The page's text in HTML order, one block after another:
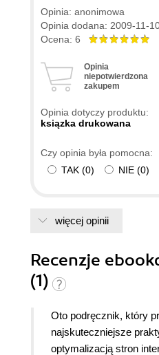
Opinia: anonimowa
Opinia dodana: 2009-11-
Ocena: 6
Opinia
niepotwierdzona
zakupem
Opinia dotyczy produktu:
ksiązka drukowana
Czy opinia była pomocna:
TAK (0) NIE (0)
więcej opinii
Recenzje
(1)
Oto podręcznik, który
najskuteczniejsze
optymalizacją stron